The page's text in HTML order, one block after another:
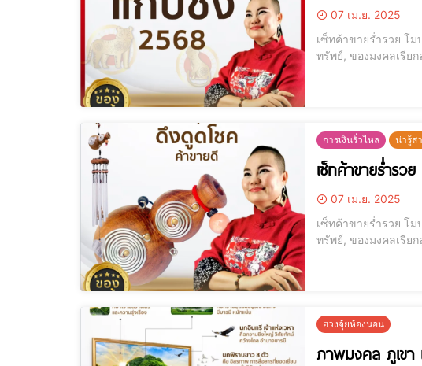
07 เม.ย. 2025
เซ็ทค้าขายร่ำรวย โม
ทรัพย์, ของมงคลเรีย
การเงินรั่วไหล น่ารู้ส
เซ็ทค้าขายร่ำรว
07 เม.ย. 2025
เซ็ทค้าขายร่ำรวย โม
ทรัพย์, ของมงคลเรีย
ฮวงจุ้ยห้องนอน
ภาพมงคล ภูเขา